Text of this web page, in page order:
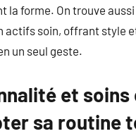
la forme. On trouve
actifs soin, offrant style
un seul geste.
et
sa routine